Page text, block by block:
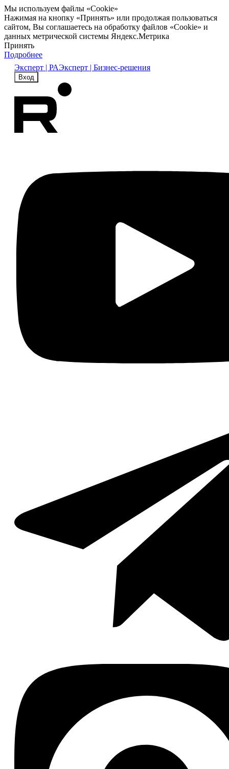
Мы используем файлы «Cookie»
Нажимая на кнопку «Принять» или продолжая пользоваться
сайтом, Вы соглашаетесь на обработку файлов «Cookie» и
данных метрической системы Яндекс.Метрика
Принять
Подробнее
Эксперт | РАЭксперт | Бизнес-решения
Вход